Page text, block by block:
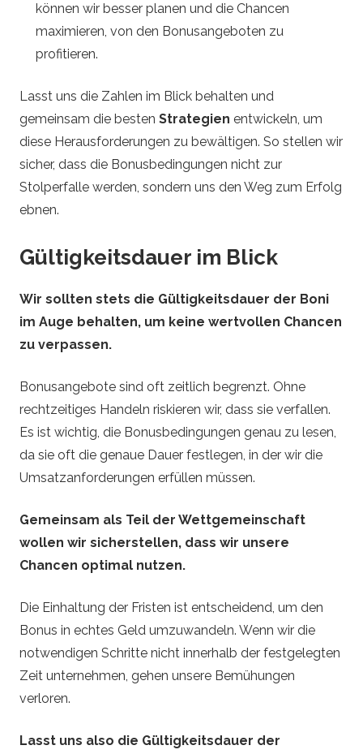
können wir besser planen und die Chancen
maximieren, von den Bonusangeboten zu
profitieren.
Lasst uns die Zahlen im Blick behalten und
gemeinsam die besten Strategien entwickeln, um
diese Herausforderungen zu bewältigen. So stellen wir
sicher, dass die Bonusbedingungen nicht zur
Stolperfalle werden, sondern uns den Weg zum Erfolg
ebnen.
Gültigkeitsdauer im Blick
Wir sollten stets die Gültigkeitsdauer der Boni
im Auge behalten, um keine wertvollen Chancen
zu verpassen.
Bonusangebote sind oft zeitlich begrenzt. Ohne
rechtzeitiges Handeln riskieren wir, dass sie verfallen.
Es ist wichtig, die Bonusbedingungen genau zu lesen,
da sie oft die genaue Dauer festlegen, in der wir die
Umsatzanforderungen erfüllen müssen.
Gemeinsam als Teil der Wettgemeinschaft
wollen wir sicherstellen, dass wir unsere
Chancen optimal nutzen.
Die Einhaltung der Fristen ist entscheidend, um den
Bonus in echtes Geld umzuwandeln. Wenn wir die
notwendigen Schritte nicht innerhalb der festgelegten
Zeit unternehmen, gehen unsere Bemühungen
verloren.
Lasst uns also die Gültigkeitsdauer der